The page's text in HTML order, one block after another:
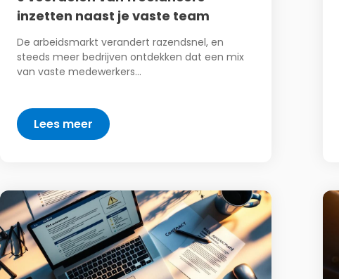
inzetten naast je vaste team
De arbeidsmarkt verandert razendsnel, en
steeds meer bedrijven ontdekken dat een mix
van vaste medewerkers…
Lees meer